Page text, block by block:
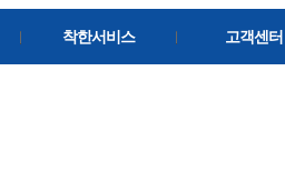
착한서비스 고객센터